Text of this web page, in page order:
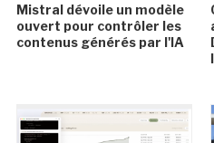
Mistral dévoile un modèle
ouvert pour contrôler les
contenus générés par l'IA